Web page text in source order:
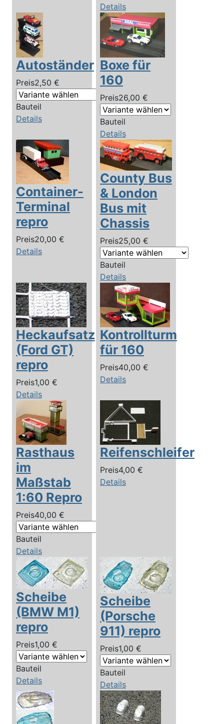
Details
Autoständer
Preis2,50 €
Bauteil
Details
Boxe für
160
Preis26,00 €
Bauteil
Details
Container-
Terminal
repro
Preis20,00 €
Details
County Bus
& London
Bus mit
Chassis
Preis25,00 €
Bauteil
Details
Heckaufsatz
(Ford GT)
repro
Preis1,00 €
Details
Kontrollturm
für 160
Preis40,00 €
Details
Rasthaus
im
Maßstab
1:60 Repro
Preis40,00 €
Bauteil
Details
Reifenschleifer
Preis4,00 €
Details
Scheibe
(BMW M1)
repro
Preis1,00 €
Bauteil
Details
Scheibe
(Porsche
911) repro
Preis1,00 €
Bauteil
Details